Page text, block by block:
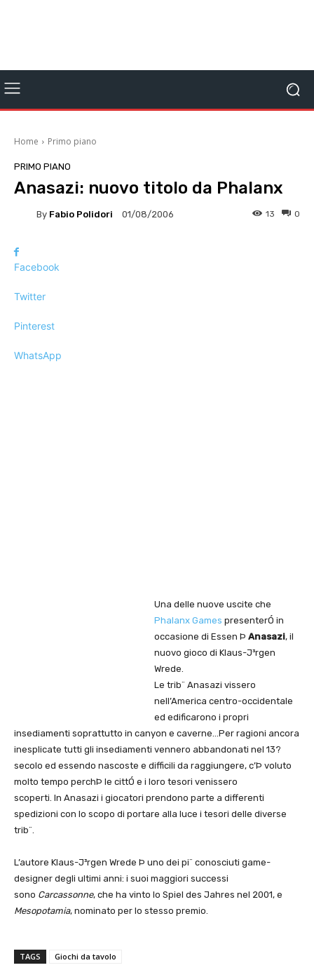
Home Primo piano
PRIMO PIANO
Anasazi: nuovo titolo da Phalanx
By Fabio Polidori 01/08/2006 0
13
Facebook
Twitter
Pinterest
WhatsApp
Una delle nuove uscite che
Phalanx Games presenterÓ in
occasione di Essen Þ Anasazi, il
nuovo gioco di Klaus-J³rgen
Wrede.
Le trib¨ Anasazi vissero
nell’America centro-occidentale
ed edificarono i propri
insediamenti soprattutto in canyon e caverne…Per ragioni ancora
inesplicate tutti gli insediamenti vennero abbandonati nel 13?
secolo ed essendo nascoste e difficili da raggiungere, c’Þ voluto
molto tempo perchÞ le cittÓ e i loro tesori venissero
scoperti. In Anasazi i giocatori prendono parte a differenti
spedizioni con lo scopo di portare alla luce i tesori delle diverse
trib¨.
L’autore Klaus-J³rgen Wrede Þ uno dei pi¨ conosciuti game-
designer degli ultimi anni: i suoi maggiori successi
sono Carcassonne, che ha vinto lo Spiel des Jahres nel 2001, e
Mesopotamia, nominato per lo stesso premio.
TAGS Giochi da tavolo